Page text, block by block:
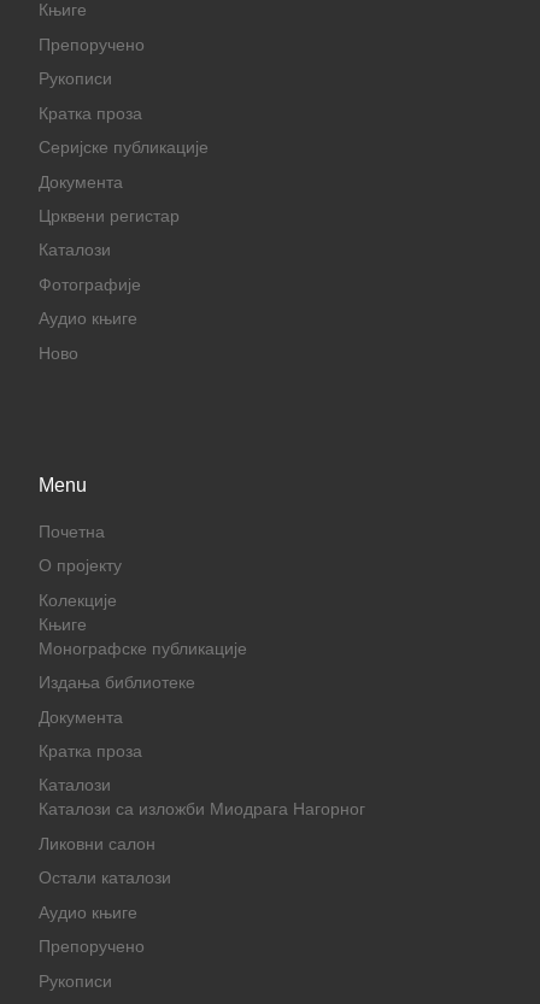
Књиге
Препоручено
Рукописи
Кратка проза
Серијске публикације
Документа
Црквени регистар
Каталози
Фотографије
Аудио књиге
Ново
Menu
Почетна
О пројекту
Колекције
Књиге
Монографске публикације
Издања библиотеке
Документа
Кратка проза
Каталози
Каталози са изложби Миодрага Нагорног
Ликовни салон
Остали каталози
Аудио књиге
Препоручено
Рукописи